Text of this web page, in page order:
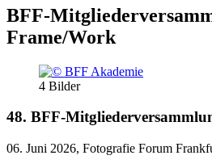
BFF-
Frame/Work
4 Bilder
48. BFF-
06. Juni 2026, Fotografie Forum